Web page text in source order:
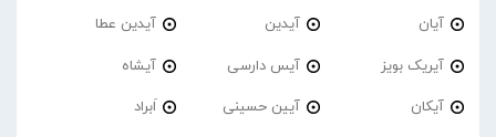
آیان آیدین آیدین عطا
آیریک بویز آیس دارسی آیشاه
آیکان آیین حسینی اَبراد